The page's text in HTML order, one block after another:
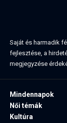
Saját és harmadik
fejlesztése, a
megjegyzése
Mindennapok
Női témák
Kultúra